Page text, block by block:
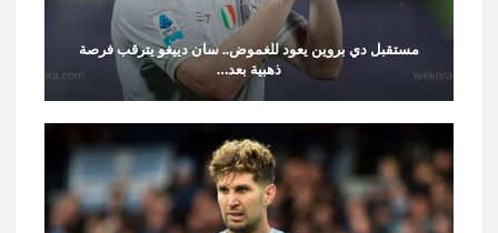
مستقبل دي بروين يعود للغموض.. سان دييغو يترقب فرصة
ذهبية بعد…